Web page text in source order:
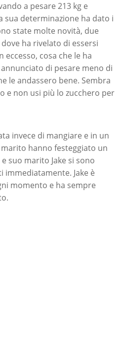
a pesare 213 kg e
determinazione ha dato i
state molte novità, due
ha rivelato di essersi
cosa che le ha
di pesare meno di
le andassero bene. Sembra
e non usi più lo zucchero per
invece di mangiare e in un
hanno festeggiato un
suo marito Jake si sono
Jake è
momento e ha sempre